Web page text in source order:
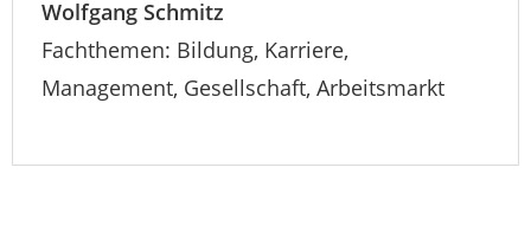
Wolfgang Schmitz
Fachthemen: Bildung, Karriere,
Management, Gesellschaft, Arbeitsmarkt